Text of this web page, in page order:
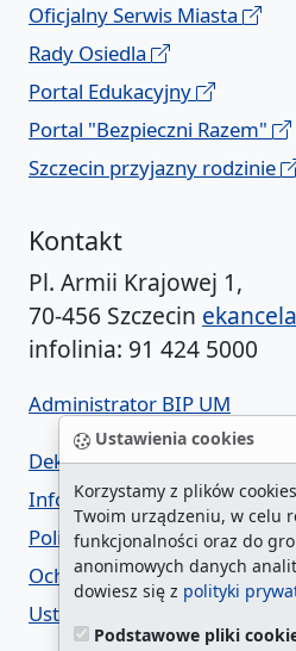
Ustawienia cookies
Korzystamy z plików
Twoim urządzeniu, w celu
funkcjonalności oraz do
anonimowych danych
dowiesz się z polityki
Podstawowe pliki
Oficjalny Serwis Miasta
Rady Osiedla
Portal Edukacyjny
Portal "Bezpieczni Razem"
Szczecin przyjazny rodzinie
Kontakt
Pl. Armii Krajowej 1,
70-456 Szczecin
infolinia: 91 424 5000
Administrator BIP UM
Deklaracja dostępności
Informacja o urzędzie w ETR
Polityka prywatności
Ochrona danych osobowych
Ustawienia cookies